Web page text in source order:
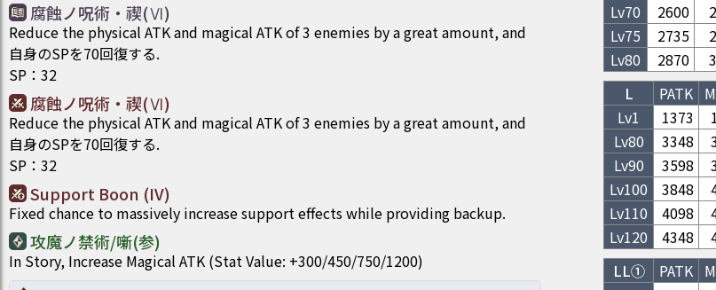
腐蝕ノ呪術・禊(Ⅵ)
Reduce the physical ATK and magical ATK of 3 enemies by a great amount, and
自身のSPを70回復する.
SP ： 32
腐蝕ノ呪術・禊(Ⅵ)
Reduce the physical ATK and magical ATK of 3 enemies by a great amount, and
自身のSPを70回復する.
SP ： 32
Support Boon (IV)
Fixed chance to massively increase support effects while providing backup.
攻魔ノ禁術/噺(参)
In Story, Increase Magical ATK (Stat Value: +300/450/750/1200)
Lv70 2600
Lv75 2735
Lv80 2870
L
PATK
Lv1
1373
Lv80 3348
Lv90 3598
Lv100 3848
Lv110 4098
Lv120 4348
LL①
PATK